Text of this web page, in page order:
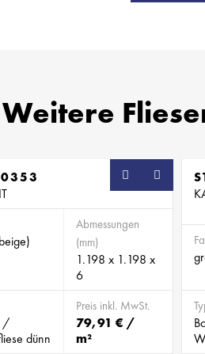
Weitere
Abmessungen
(mm)
1.198 x 1.198 x
6
/
dünn
Preis inkl. MwSt.
79,91 € /
m²